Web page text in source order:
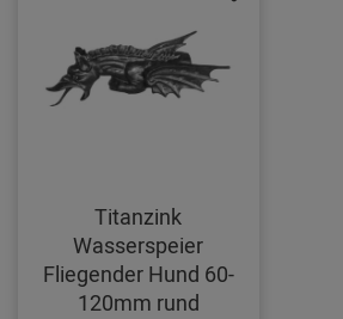
Titanzink
Wasserspeier
Fliegender Hund 60-
120mm rund